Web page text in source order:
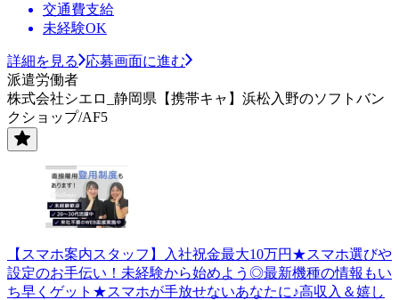
交通費支給
未経験OK
詳細を見る
応募画面に進む
派遣労働者
株式会社シエロ_静岡県【携帯キャ】浜松入野のソフトバン
クショップ/AF5
【スマホ案内スタッフ】入社祝金最大10万円★スマホ選びや
設定のお手伝い！未経験から始めよう◎最新機種の情報もい
ち早くゲット★スマホが手放せないあなたに♪高収入＆嬉し